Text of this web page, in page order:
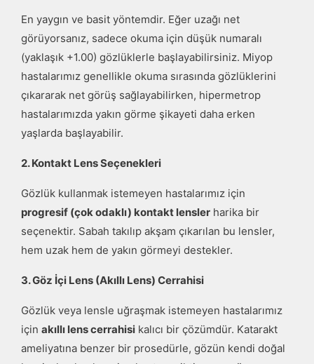
En yaygın ve basit yöntemdir. Eğer uzağı net
görüyorsanız, sadece okuma için düşük numaralı
(yaklaşık +1.00) gözlüklerle başlayabilirsiniz. Miyop
hastalarımız genellikle okuma sırasında gözlüklerini
çıkararak net görüş sağlayabilirken, hipermetrop
hastalarımızda yakın görme şikayeti daha erken
yaşlarda başlayabilir.
2. Kontakt Lens Seçenekleri
Gözlük kullanmak istemeyen hastalarımız için
progresif (çok odaklı) kontakt lensler harika bir
seçenektir. Sabah takılıp akşam çıkarılan bu lensler,
hem uzak hem de yakın görmeyi destekler.
3. Göz İçi Lens (Akıllı Lens) Cerrahisi
Gözlük veya lensle uğraşmak istemeyen hastalarımız
için akıllı lens cerrahisi kalıcı bir çözümdür. Katarakt
ameliyatına benzer bir prosedürle, gözün kendi doğal